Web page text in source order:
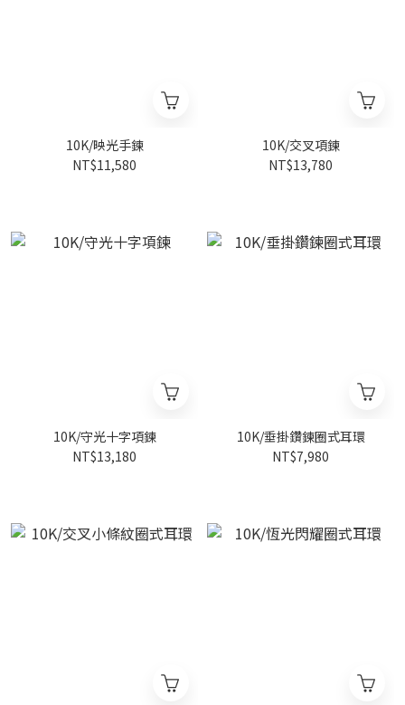
10K/映光手鍊
NT$11,580
10K/交叉項鍊
NT$13,780
10K/守光十字項鍊
NT$13,180
10K/垂掛鑽鍊圈式耳環
NT$7,980